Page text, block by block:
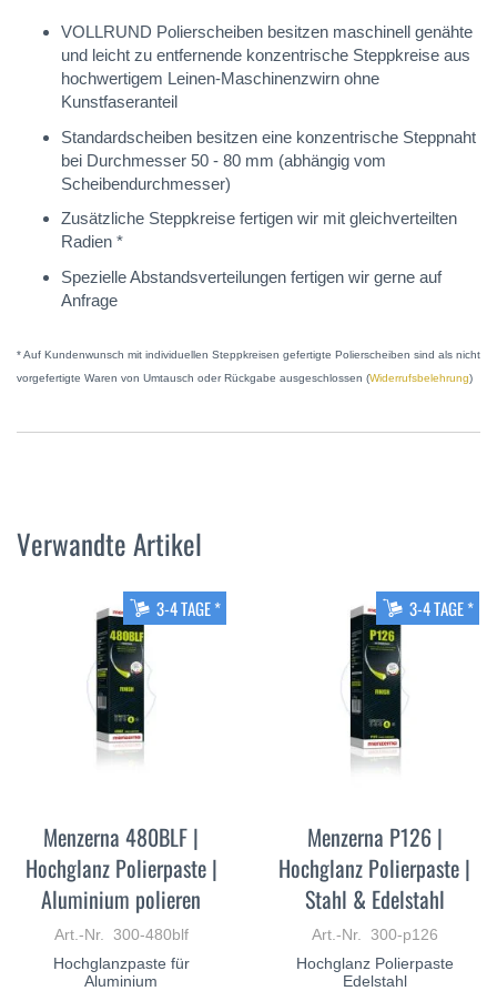
VOLLRUND Polierscheiben besitzen maschinell genähte
und leicht zu entfernende konzentrische Steppkreise aus
hochwertigem Leinen-Maschinenzwirn ohne
Kunstfaseranteil
Standardscheiben besitzen eine konzentrische Steppnaht
bei Durchmesser 50 - 80 mm (abhängig vom
Scheibendurchmesser)
Zusätzliche Steppkreise fertigen wir mit gleichverteilten
Radien *
Spezielle Abstandsverteilungen fertigen wir gerne auf
Anfrage
* Auf Kundenwunsch mit individuellen Steppkreisen gefertigte Polierscheiben sind als nicht
vorgefertigte Waren von Umtausch oder Rückgabe ausgeschlossen (Widerrufsbelehrung)
Verwandte Artikel
3-4 TAGE *
Menzerna 480BLF |
Hochglanz Polierpaste |
Aluminium polieren
Art.-Nr. 300-480blf
Hochglanzpaste für
Aluminium
3-4 TAGE *
Menzerna P126 |
Hochglanz Polierpaste |
Stahl & Edelstahl
Art.-Nr. 300-p126
Hochglanz Polierpaste
Edelstahl